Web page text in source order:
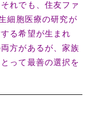
れでも、住友ファ
細胞医療の研究が
る希望が生まれ
方があるが、家族
って最善の選択を